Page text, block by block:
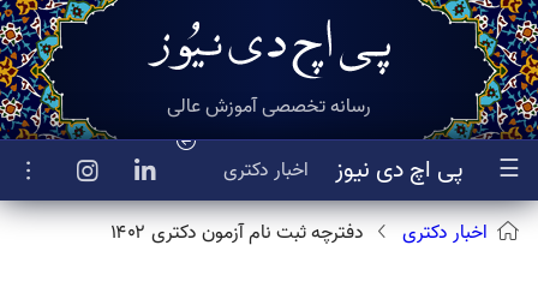
☰ پی اچ دی نیوز اخبار دکتری
رسانه تخصصی آموزش عالی
اخبار دکتری دفترچه ثبت نام آزمون دکتری ۱۴۰۲